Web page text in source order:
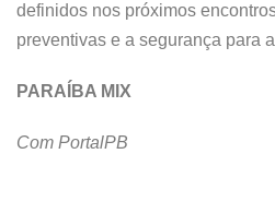
definidos nos próximos
preventivas e a segurança para
PARAÍBA MIX
Com PortalPB